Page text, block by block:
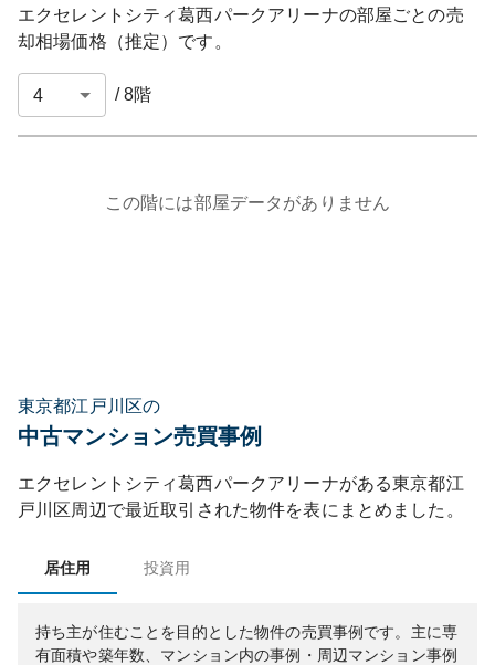
エクセレントシティ葛西パークアリーナの部屋ごとの売
却相場価格（推定）です。
/8階
この階には部屋データがありません
東京都江戸川区の
中古マンション売買事例
エクセレントシティ葛西パークアリーナがある東京都江
戸川区周辺で最近取引された物件を表にまとめました。
居住用 投資用
持ち主が住むことを目的とした物件の売買事例です。 主に専
有面積や築年数、マンション内の事例・周辺マンション事例